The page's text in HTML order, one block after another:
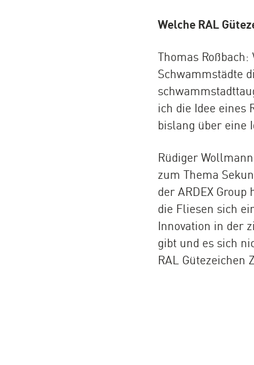
Welche RAL
Thomas
Schwammstädte
ich die Idee eines
bislang über eine
Rüdiger
zum Thema
der ARDEX
die Fliesen sich
Innovation in der
gibt und es sich
RAL Gütezeichen